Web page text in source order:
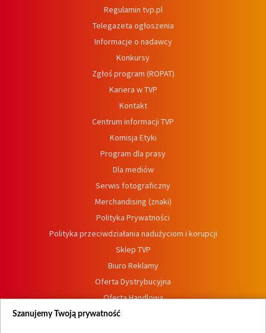
Regulamin tvp.pl
Telegazeta ogłoszenia
Informacje o nadawcy
Konkursy
Zgłoś program (ROPAT)
Kariera w TVP
Kontakt
Centrum informacji TVP
Komisja Etyki
Program dla prasy
Dla mediów
Serwis fotograficzny
Merchandising (znaki)
Polityka Prywatności
Polityka przeciwdziałania nadużyciom i korupcji
Sklep TVP
Biuro Reklamy
Oferta Dystrybucyjna
Oferta Handlowa
Dostępność
Szanujemy Twoją prywatność